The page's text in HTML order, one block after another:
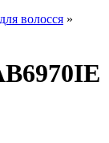
волосся »